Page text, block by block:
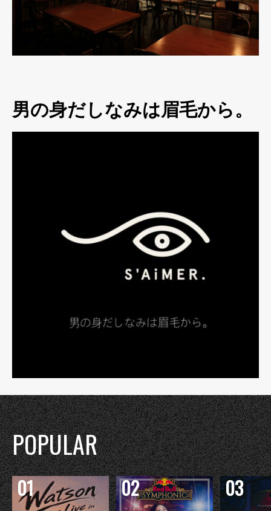
男の身だしなみは眉毛から。
POPULAR